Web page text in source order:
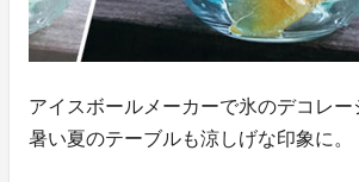
アイスボールメーカーで氷のデコレー
暑い夏のテーブルも涼しげな印象に。